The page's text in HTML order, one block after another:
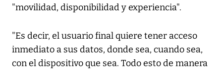
"movilidad, disponibilidad y experiencia".
"Es decir, el usuario final quiere tener acceso
inmediato a sus datos, donde sea, cuando sea,
con el dispositivo que sea. Todo esto de manera